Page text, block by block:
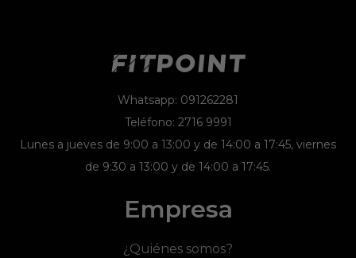
Whatsapp: 091262281
Teléfono: 2716 9991
Lunes a jueves de 9:00 a 13:00 y de 14:00 a 17:45, viernes
de 9:30 a 13:00 y de 14:00 a 17:45.
Empresa
¿Quiénes somos?